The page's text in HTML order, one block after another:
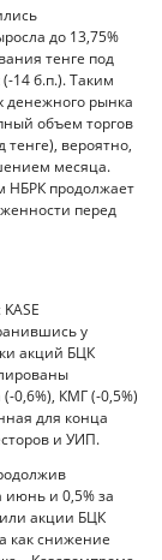
до 13,75%
тенге под
14 б.п.). Таким
денежного рынка
объем торгов
вероятно,
месяца.
НБРК продолжает
перед
у
акций БЦК
0,6%), КМГ (-0,5%)
для конца
и УИП.
июнь и 0,5% за
акции БЦК
как снижение